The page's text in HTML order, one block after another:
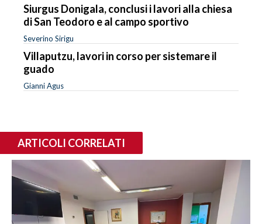
Siurgus Donigala, conclusi i lavori alla chiesa
di San Teodoro e al campo sportivo
Severino Sirigu
Villaputzu, lavori in corso per sistemare il
guado
Gianni Agus
ARTICOLI CORRELATI